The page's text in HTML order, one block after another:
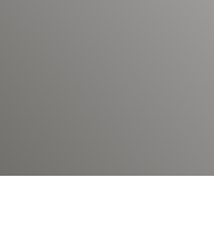
小时备件供应、
或预防性维护确